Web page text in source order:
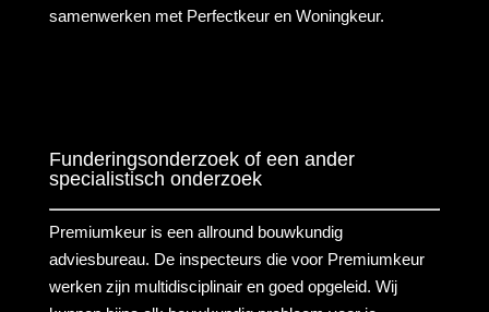
samenwerken met Perfectkeur en Woningkeur.
Funderingsonderzoek of een ander
specialistisch onderzoek
Premiumkeur is een allround bouwkundig
adviesbureau. De inspecteurs die voor Premiumkeur
werken zijn multidisciplinair en goed opgeleid. Wij